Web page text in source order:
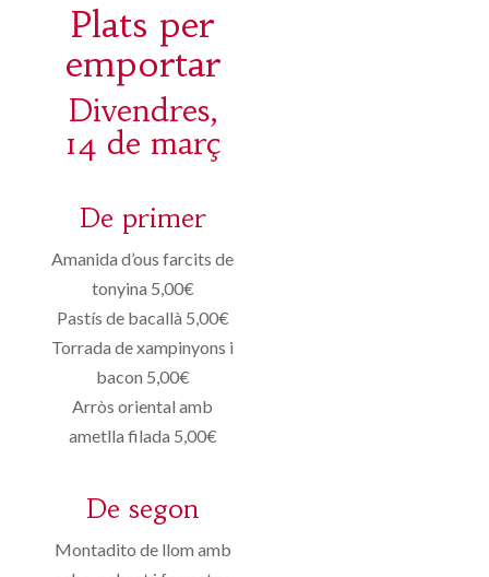
Plats per
emportar
Divendres,
14 de març
De primer
Amanida d’ous farcits de
tonyina 5,00€
Pastís de bacallà 5,00€
Torrada de xampinyons i
bacon 5,00€
Arròs oriental amb
ametlla filada 5,00€
De segon
Montadito de llom amb